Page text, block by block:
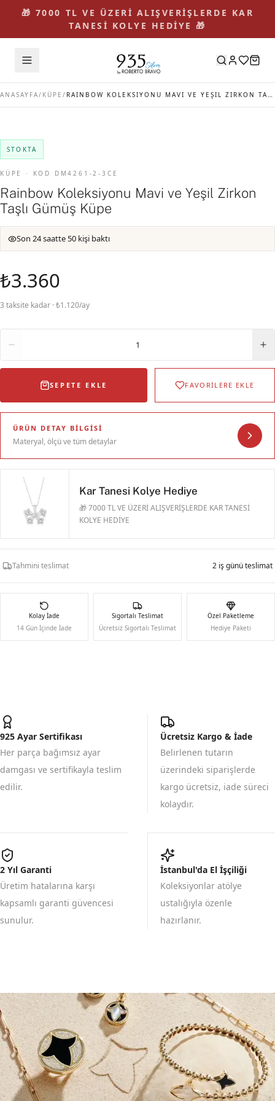
🎁 7000 TL VE ÜZERİ ALIŞVERİŞLERDE KAR
TANESİ KOLYE HEDİYE 🎁
ANASAYFA/ KÜPE / RAINBOW KOLEKSIYONU MAVI VE YEŞIL ZIRKON TAŞLI GÜMÜŞ KÜPE
STOKTA
KÜPE · KOD DM4261-2-3CE
Rainbow Koleksiyonu Mavi ve Yeşil Zirkon
Taşlı Gümüş Küpe
Son 24 saatte 50 kişi baktı
₺3.360
3 taksite kadar · ₺1.120/ay
1
SEPETE EKLE FAVORİLERE EKLE
ÜRÜN DETAY BILGISI
Materyal, ölçü ve tüm detaylar
Kar Tanesi Kolye Hediye
🎁 7000 TL VE ÜZERİ ALIŞVERİŞLERDE KAR TANESİ
KOLYE HEDİYE
Tahmini teslimat 2 iş günü teslimat
Kolay İade
14 Gün İçinde İade
Sigortalı Teslimat
Ücretsiz Sigortalı Teslimat
Özel Paketleme
Hediye Paketi
925 Ayar Sertifikası
Her parça bağımsız ayar
damgası ve sertifikayla teslim
edilir.
Ücretsiz Kargo & İade
Belirlenen tutarın
üzerindeki siparişlerde
kargo ücretsiz, iade süreci
kolaydır.
2 Yıl Garanti
Üretim hatalarına karşı
kapsamlı garanti güvencesi
sunulur.
İstanbul'da El İşçiliği
Koleksiyonlar atölye
ustalığıyla özenle
hazırlanır.